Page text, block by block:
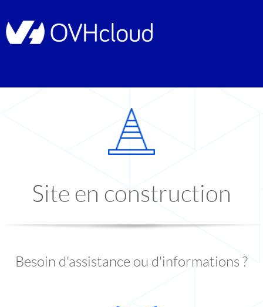
Site en construction
Besoin d'assistance ou d'informations ?